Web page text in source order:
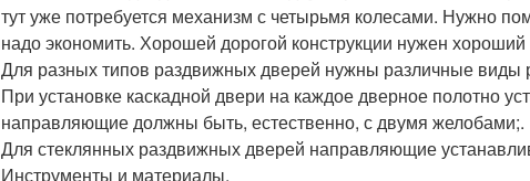
тут уже потребуется механизм с четырьмя колесами. Нужно
надо экономить. Хорошей дорогой конструкции нужен
Для разных типов раздвижных дверей нужны различные
При установке каскадной двери на каждое дверное полотно
направляющие должны быть, естественно, с двумя желобами;.
Для стеклянных раздвижных дверей направляющие
Инструменты и материалы.